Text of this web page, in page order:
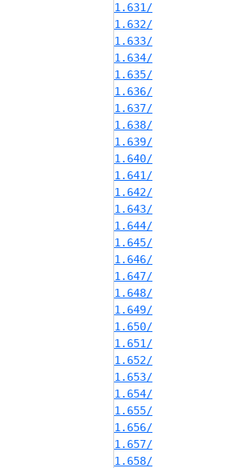
1.631/
1.632/
1.633/
1.634/
1.635/
1.636/
1.637/
1.638/
1.639/
1.640/
1.641/
1.642/
1.643/
1.644/
1.645/
1.646/
1.647/
1.648/
1.649/
1.650/
1.651/
1.652/
1.653/
1.654/
1.655/
1.656/
1.657/
1.658/